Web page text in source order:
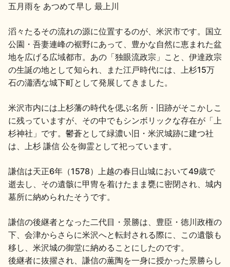
歳時記 地酒蔵元会検定
地酒川柳 地酒小説
地酒・イベント情報
五月雨を あつめて早し 最上川
滔々たるその流れの源に位置するのが、米沢市です。国立
公園・吾妻連峰の裾野にあって、豊かな自然に恵まれた盆
地を広げる広域都市。あの「独眼流政宗」こと、伊達政宗
の生誕の地として知られ、また江戸時代には、上杉15万
石の瀟洒な城下町として発展してきました。
米沢市内には上杉藩の時代を偲ぶ名所・旧跡がそこかしこ
に残っていますが、その中でもシンボリックな存在が「上
杉神社」です。鬱蒼として緑濃い旧・米沢城跡に建つ社
は、上杉 謙信 公を御霊として祀っています。
謙信は天正6年（1578）上越の春日山城において49歳で
逝去し、その遺骸に甲冑を着けたまま甕に密閉され、城内
墓所に納められたそうです。
謙信の後継者となった二代目・景勝は、豊臣・徳川政権の
下、会津からさらに米沢へと転封される際に、この遺骸も
移し、米沢城の御堂に納めることにしたのです。
後継者に抜擢され、謙信の薫陶を一身に授かった景勝らし